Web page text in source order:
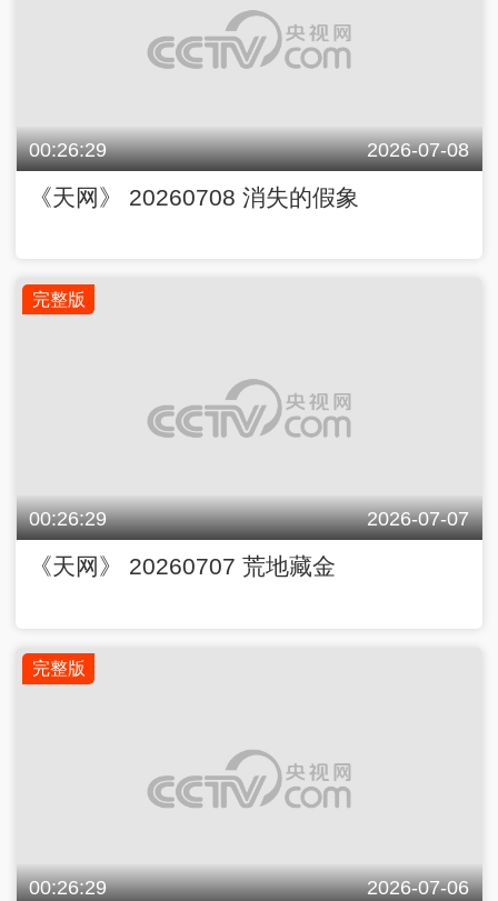
00:26:29 2026-07-08
《天网》 20260708 消失的假象
完整版
00:26:29 2026-07-07
《天网》 20260707 荒地藏金
完整版
00:26:29 2026-07-06